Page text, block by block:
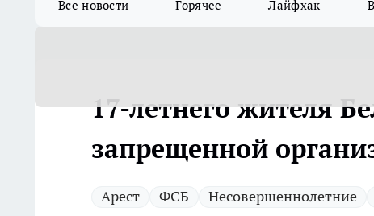
Все новости Горячее Лайфхак
17-летнего жителя
запрещенной
Арест ФСБ Несовершеннолетние